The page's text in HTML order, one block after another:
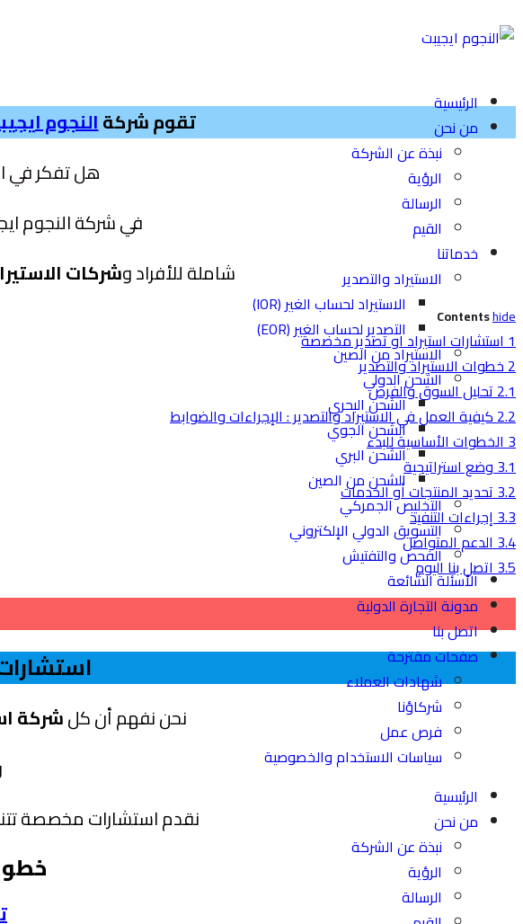
الرئيسية
من نحن
نبذة عن الشركة
الرؤية
الرسالة
القيم
خدماتنا
الاستيراد والتصدير
الاستيراد لحساب الغير (IOR)
التصدير لحساب الغير (EOR)
الاستيراد من الصين
الشحن الدولي
الشحن البحري
الشحن الجوي
الشحن البري
الشحن من الصين
التخليص الجمركي
التسويق الدولي الإلكتروني
الفحص والتفتيش
الأسئلة الشائعة
مدونة التجارة الدولية
اتصل بنا
صفحات مقترحة
شهادات العملاء
شركاؤنا
فرص عمل
سياسات الاستخدام والخصوصية
الرئيسية
من نحن
نبذة عن الشركة
الرؤية
الرسالة
تقوم شركةالنجوم
هل تفكر في
في شركة النجوم
شاملة للأفراد وشركات
Contentshide
1استشارات استيراد او تصدير مخصصة
2خطوات الاستيراد والتصدير
2.1تحليل السوق والفرص
2.2كيفية العمل في الاستيراد والتصدير : الإجراءات والضوابط
3الخطوات الأساسية للبدء
3.1وضع استراتيجية
3.2تحديد المنتجات أو الخدمات
3.3إجراءات التنفيذ
3.4الدعم المتواصل
3.5اتصل بنا اليوم
نحن نفهم أن كلشركة
نقدم استشارات مخصصة